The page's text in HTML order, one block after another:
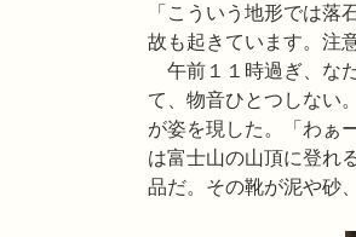
「こういう地形では
故も起きています。注
午前１１時過ぎ、な
て、物音ひとつしない
が姿を現した。「わぁ
は富士山の山頂に登れ
品だ。その靴が泥や砂